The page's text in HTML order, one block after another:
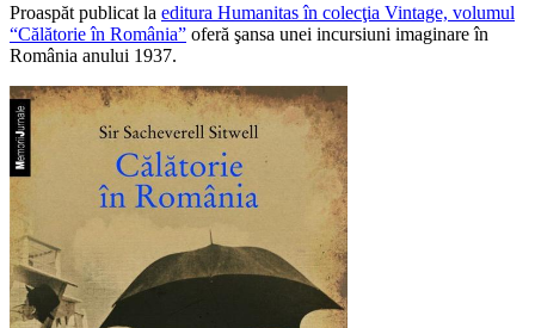
Proaspăt publicat la editura Humanitas în colecţia Vintage, volumul
“Călătorie în România” oferă şansa unei incursiuni imaginare în
România anului 1937.